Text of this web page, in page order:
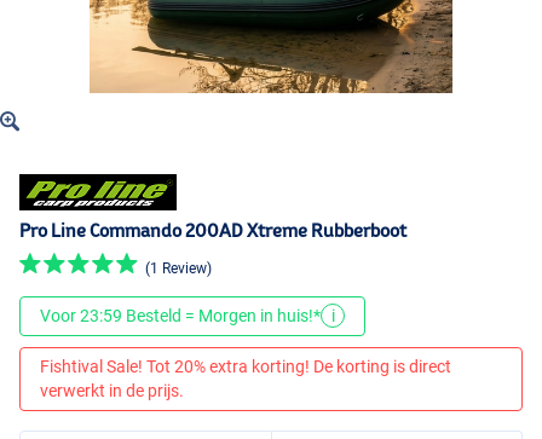
Pro Line Commando 200AD Xtreme Rubberboot
(1 Review)
Voor 23:59 Besteld = Morgen in huis!* i
Fishtival Sale! Tot 20% extra korting! De korting is direct
verwerkt in de prijs.